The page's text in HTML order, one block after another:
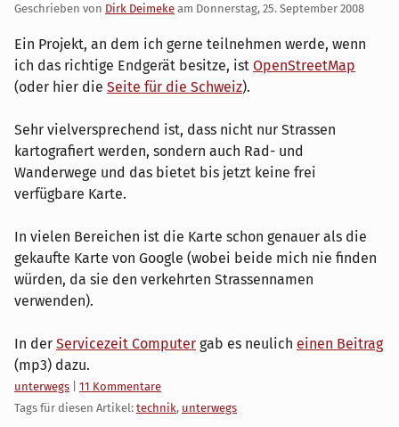
Geschrieben von Dirk Deimeke am Donnerstag, 25. September 2008
Ein Projekt, an dem ich gerne teilnehmen werde, wenn
ich das richtige Endgerät besitze, ist OpenStreetMap
(oder hier die Seite für die Schweiz).
Sehr vielversprechend ist, dass nicht nur Strassen
kartografiert werden, sondern auch Rad- und
Wanderwege und das bietet bis jetzt keine frei
verfügbare Karte.
In vielen Bereichen ist die Karte schon genauer als die
gekaufte Karte von Google (wobei beide mich nie finden
würden, da sie den verkehrten Strassennamen
verwenden).
In der Servicezeit Computer gab es neulich einen Beitrag
(mp3) dazu.
Kategorien:
unterwegs
11 Kommentare
Tags für diesen Artikel: technik, unterwegs